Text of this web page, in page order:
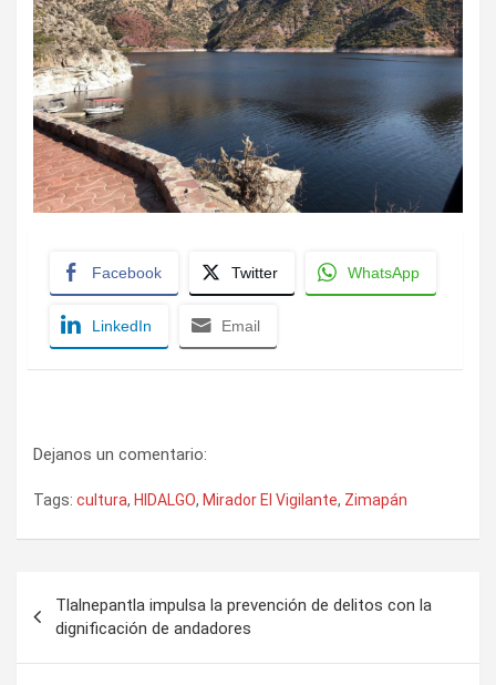
Facebook Twitter WhatsApp
LinkedIn Email
Dejanos un comentario:
Tags: cultura, HIDALGO, Mirador El Vigilante, Zimapán
de
entradas
Tlalnepantla impulsa la prevención de delitos con la
dignificación de andadores